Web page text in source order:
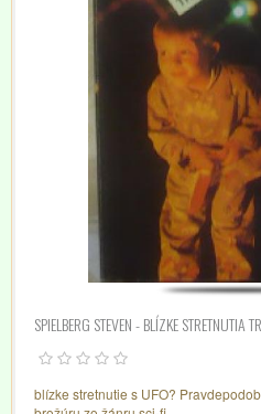
SPIELBERG STEVEN - BLÍZKE STRETNUTIA
blízke stretnutie s UFO?